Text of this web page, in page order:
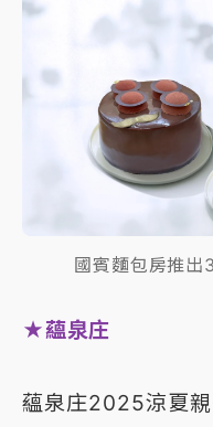
國賓麵包房推出
★蘊泉庄
蘊泉庄2025涼夏